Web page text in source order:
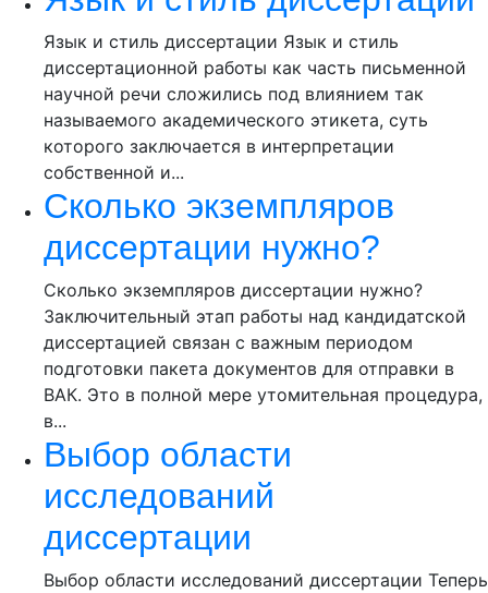
Язык и стиль диссертации Язык и стиль
диссертационной работы как часть письменной
научной речи сложились под влиянием так
называемого академического этикета, суть
которого заключается в интерпретации
собственной и...
Сколько экземпляров
диссертации нужно?
Сколько экземпляров диссертации нужно?
Заключительный этап работы над кандидатской
диссертацией связан с важным периодом
подготовки пакета документов для отправки в
ВАК. Это в полной мере утомительная процедура,
в...
Выбор области
исследований
диссертации
Выбор области исследований диссертации Теперь